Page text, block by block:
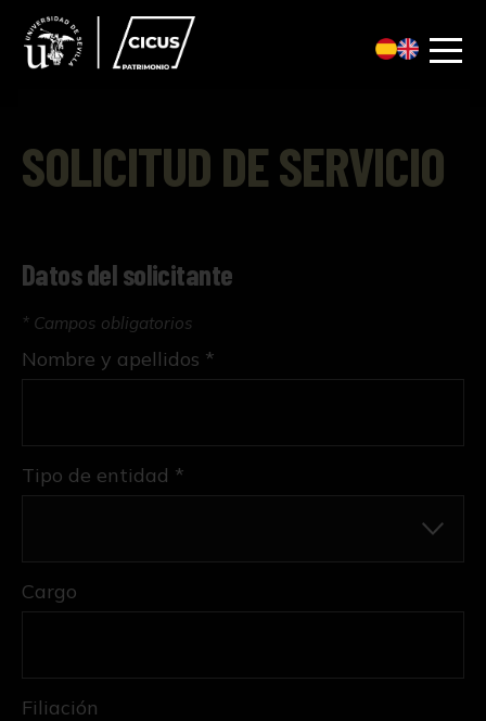
SOLICITUD DE SERVICIO
Datos del solicitante
* Campos obligatorios
Tipo de entidad *
Nombre y apellidos *
Cargo
Filiación